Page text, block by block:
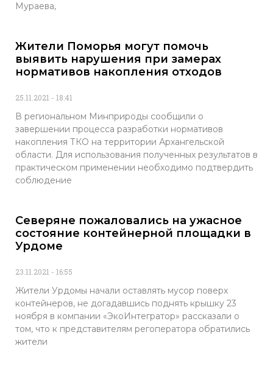
Мураева,
Жители Поморья могут помочь
выявить нарушения при замерах
нормативов накопления отходов
25.11.2021 18:41
В региональном Минприроды сообщили о
завершении процесса разработки нормативов
накопления ТКО на территории Архангельской
области. Для использования полученных результатов в
практическом применении необходимо подтвердить
соблюдение
Северяне пожаловались на ужасное
состояние контейнерной площадки в
Урдоме
23.11.2021 16:55
Жители Урдомы начали оставлять мусор поверх
контейнеров, не догадавшись поднять крышку 23
ноября в компании «ЭкоИнтегратор» рассказали о
том, что к представителям регоператора обратились
жители